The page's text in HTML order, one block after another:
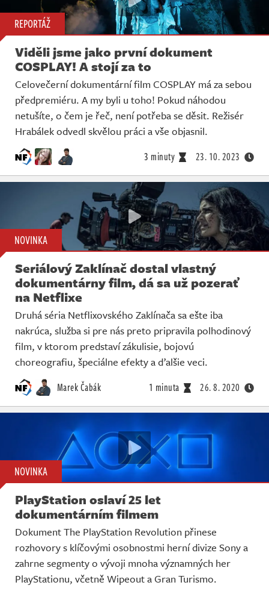
REPORTÁŽ
Viděli jsme jako první dokument
COSPLAY! A stojí za to
Celovečerní dokumentární film COSPLAY má za sebou
předpremiéru. A my byli u toho! Pokud náhodou
netušíte, o čem je řeč, není potřeba se děsit. Režisér
Hrabálek odvedl skvělou práci a vše objasnil.
3 minuty 23. 10. 2023
NOVINKA
Seriálový Zaklínač dostal vlastný
dokumentárny film, dá sa už pozerať
na Netflixe
Druhá séria Netflixovského Zaklínača sa ešte iba
nakrúca, služba si pre nás preto pripravila polhodinový
film, v ktorom predstaví zákulisie, bojovú
choreografiu, špeciálne efekty a ďalšie veci.
Marek Čabák 1 minuta 26. 8. 2020
NOVINKA
PlayStation oslaví 25 let
dokumentárním filmem
Dokument The PlayStation Revolution přinese
rozhovory s klíčovými osobnostmi herní divize Sony a
zahrne segmenty o vývoji mnoha významných her
PlayStationu, včetně Wipeout a Gran Turismo.